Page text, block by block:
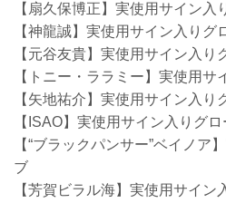
【扇久保博正】実使用サイン入
【神龍誠】実使用サイン入りグ
【元谷友貴】実使用サイン入り
【トニー・ララミー】実使用サ
【矢地祐介】実使用サイン入り
【ISAO】実使用サイン入りグ
【“ブラックパンサー”ベイノア
ブ
【芳賀ビラル海】実使用サイン